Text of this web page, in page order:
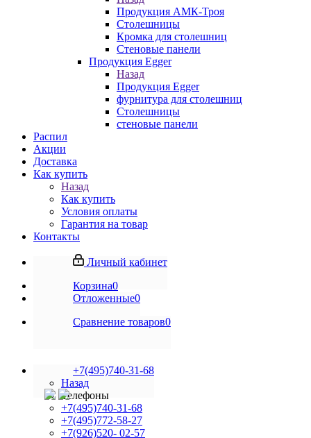
Продукция АМК-Троя
Столешницы
Кромка для столешниц
Стеновые панели
Продукция Egger
Назад
Продукция Egger
фурнитура для столешниц
Столешницы
стеновые панели
Распил
Акции
Доставка
Как купить
Назад
Как купить
Условия оплаты
Гарантия на товар
Контакты
Личный кабинет
Корзина0
Отложенные0
Сравнение товаров0
+7(495)740-31-68
Назад
Телефоны
+7(495)740-31-68
+7(495)772-58-27
+7(926)520- 02-57